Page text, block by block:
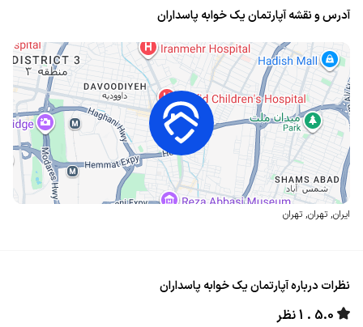
آدرس و نقشه آپارتمان یک خوابه پاسداران
ایران, تهران, تهران
نظرات درباره آپارتمان یک خوابه پاسداران
5.0 1 نظر